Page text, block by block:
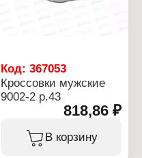
Код:367053
Кроссовки мужские
9002-2 р.43
818,86 ₽
В корзину